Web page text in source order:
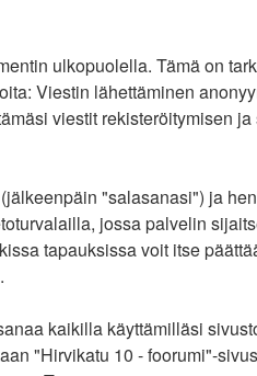
ulkopuolella. Tämä on
Viestin lähettäminen
viestit rekisteröitymisen
"salasanasi") ja
jossa palvelin
tapauksissa voit itse
kaikilla käyttämilläsi
"Hirvikatu 10 - foorumi"-